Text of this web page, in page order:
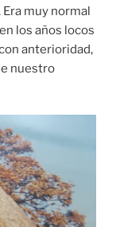
muy normal
los años locos
anterioridad,
nuestro